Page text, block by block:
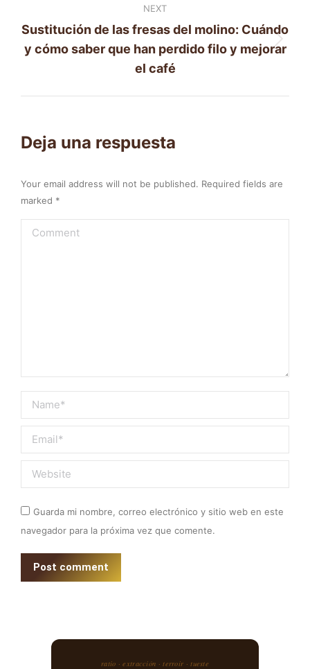
NEXT
Next
post:
Sustitución de las fresas del molino: Cuándo
y cómo saber que han perdido filo y mejorar
el café
Deja una respuesta
Your email address will not be published. Required fields are
marked *
Comment
Name *
Email *
Website
Guarda mi nombre, correo electrónico y sitio web en este
navegador para la próxima vez que comente.
Post comment
ratio · extracción · terroir · tueste